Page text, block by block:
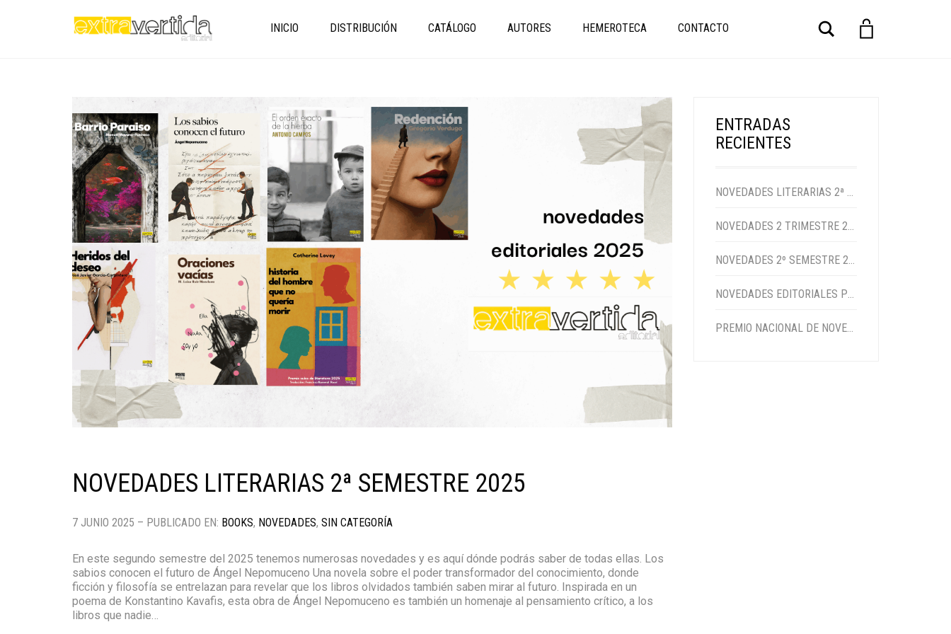
INICIO DISTRIBUCIÓN CATÁLOGO AUTORES HEMEROTECA CONTACTO Buscar
NOVEDADES LITERARIAS 2ª SEMESTRE 2025
7 JUNIO 2025 – PUBLICADO EN: BOOKS, NOVEDADES, SIN CATEGORÍA
En este segundo semestre del 2025 tenemos numerosas novedades y es aquí dónde podrás saber de todas ellas. Los
sabios conocen el futuro de Ángel Nepomuceno Una novela sobre el poder transformador del conocimiento, donde
ficción y filosofía se entrelazan para revelar que los libros olvidados también saben mirar al futuro. Inspirada en un
poema de Konstantino Kavafis, esta obra de Ángel Nepomuceno es también un homenaje al pensamiento crítico, a los
libros que nadie…
ENTRADAS
RECIENTES
NOVEDADES LITERARIAS 2ª SEMESTRE 2025
NOVEDADES 2 TRIMESTRE 2024
NOVEDADES 2º SEMESTRE 2023
NOVEDADES EDITORIALES PRIMER SEMESTRE 2023
PREMIO NACIONAL DE NOVELA CIUDAD DE LEBRIJA 2022